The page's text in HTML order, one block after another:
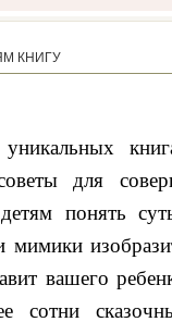
КНИГУ
для
понять
мимики
вашего
сотни